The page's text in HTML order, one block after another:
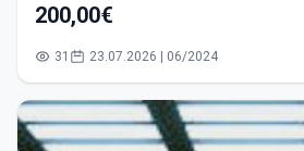
200,00€
31 23.07.2026 | 06/2024